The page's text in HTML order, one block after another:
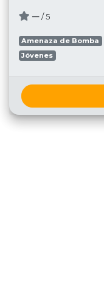
─ / 5
Amenaza de Bomba
Jóvenes